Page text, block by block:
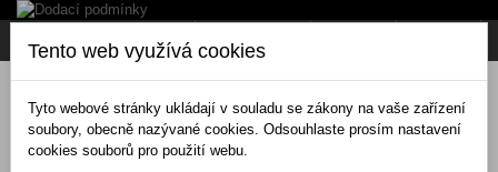
Tento web využívá cookies
Tyto webové stránky ukládají v souladu se zákony na vaše zařízení
soubory, obecně nazývané cookies. Odsouhlaste prosím nastavení
cookies souborů pro použití webu.